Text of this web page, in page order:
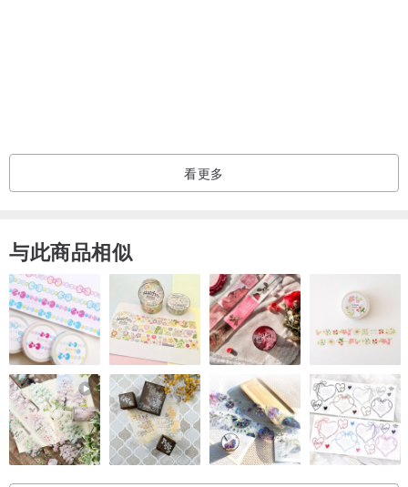
适合所有人：无论您寻找男款毛帽还是女款毛帽，这款男女皆宜的设
为何选择这款乌沙卡帽？
这款乌沙卡帽融合了永恒的俄罗斯传统与实用的舒适感，是您滑雪、
健行或提升街头风格的理想毛帽。浣熊毛的天然色泽变化让每顶帽子
都独一无二，增添了质朴真实的魅力。
以时尚姿态迎接寒冷——选择 FurStyleUA 浣熊毛帽，享受兼具保
暖、传统与奢华的持久魅力。
看更多
与此商品相似